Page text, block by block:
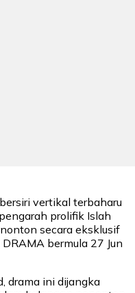
vertikal terbaharu
prolifik Islah
secara eksklusif
bermula 27 Jun
drama ini dijangka